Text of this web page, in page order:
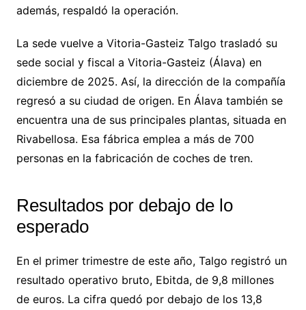
además, respaldó la operación.
La sede vuelve a Vitoria-Gasteiz Talgo trasladó su
sede social y fiscal a Vitoria-Gasteiz (Álava) en
diciembre de 2025. Así, la dirección de la compañía
regresó a su ciudad de origen. En Álava también se
encuentra una de sus principales plantas, situada en
Rivabellosa. Esa fábrica emplea a más de 700
personas en la fabricación de coches de tren.
Resultados por debajo de lo
esperado
En el primer trimestre de este año, Talgo registró un
resultado operativo bruto, Ebitda, de 9,8 millones
de euros. La cifra quedó por debajo de los 13,8